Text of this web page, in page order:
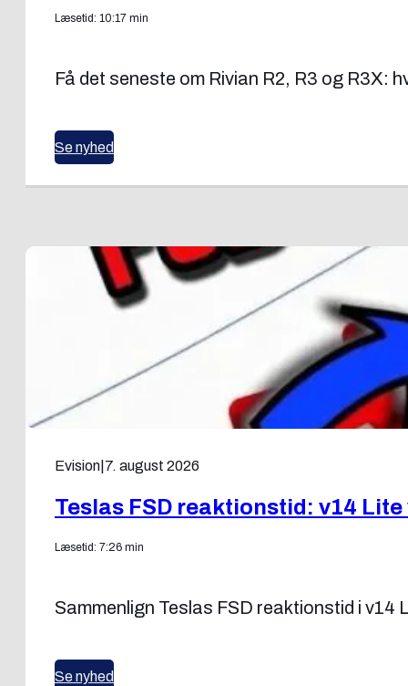
Læsetid: 10:17 min
Få det seneste om Rivian R2, R3 og R3X:
Se nyhed
Evision 7. august 2026
Teslas FSD reaktionstid: v14 Lite
Læsetid: 7:26 min
Sammenlign Teslas FSD reaktionstid i
Se nyhed